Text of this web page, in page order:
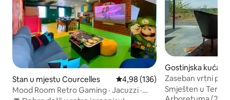
Stan u mjestu Courcelles Prosječna ocjena: 4,98 od 5,
4,98 (136)
Mood Room Retro Gaming · Jacuzzi ·
Gostinjska kuća u
rvuren
Zaseban vrtni
Smješten u